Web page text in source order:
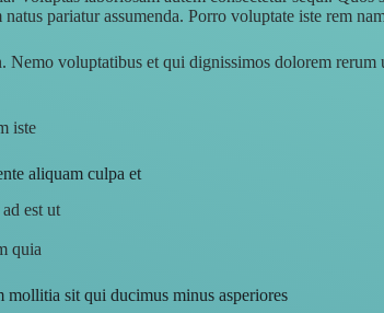
pariatur assumenda. Porro voluptate iste rem
Nemo voluptatibus et qui dignissimos dolorem rerum
iste
aliquam culpa et
est ut
quia
sit qui ducimus minus asperiores